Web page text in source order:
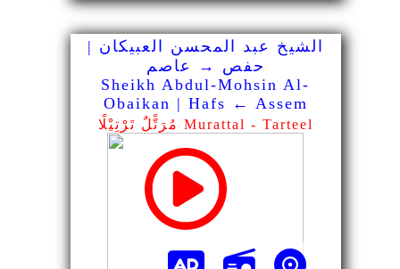
الشيخ عبد المحسن العبيكان |
حفص → عاصم
Sheikh Abdul-Mohsin Al-
Obaikan | Hafs ← Assem
مُرَتًّلٌ تَرْتِيْلًا Murattal - Tarteel